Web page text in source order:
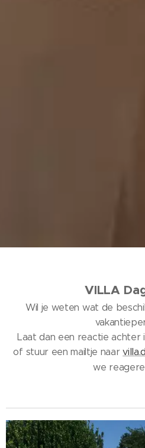
VILLA
Wil je weten wat de
Laat dan een reactie achter
of stuur een mailtje naar
we